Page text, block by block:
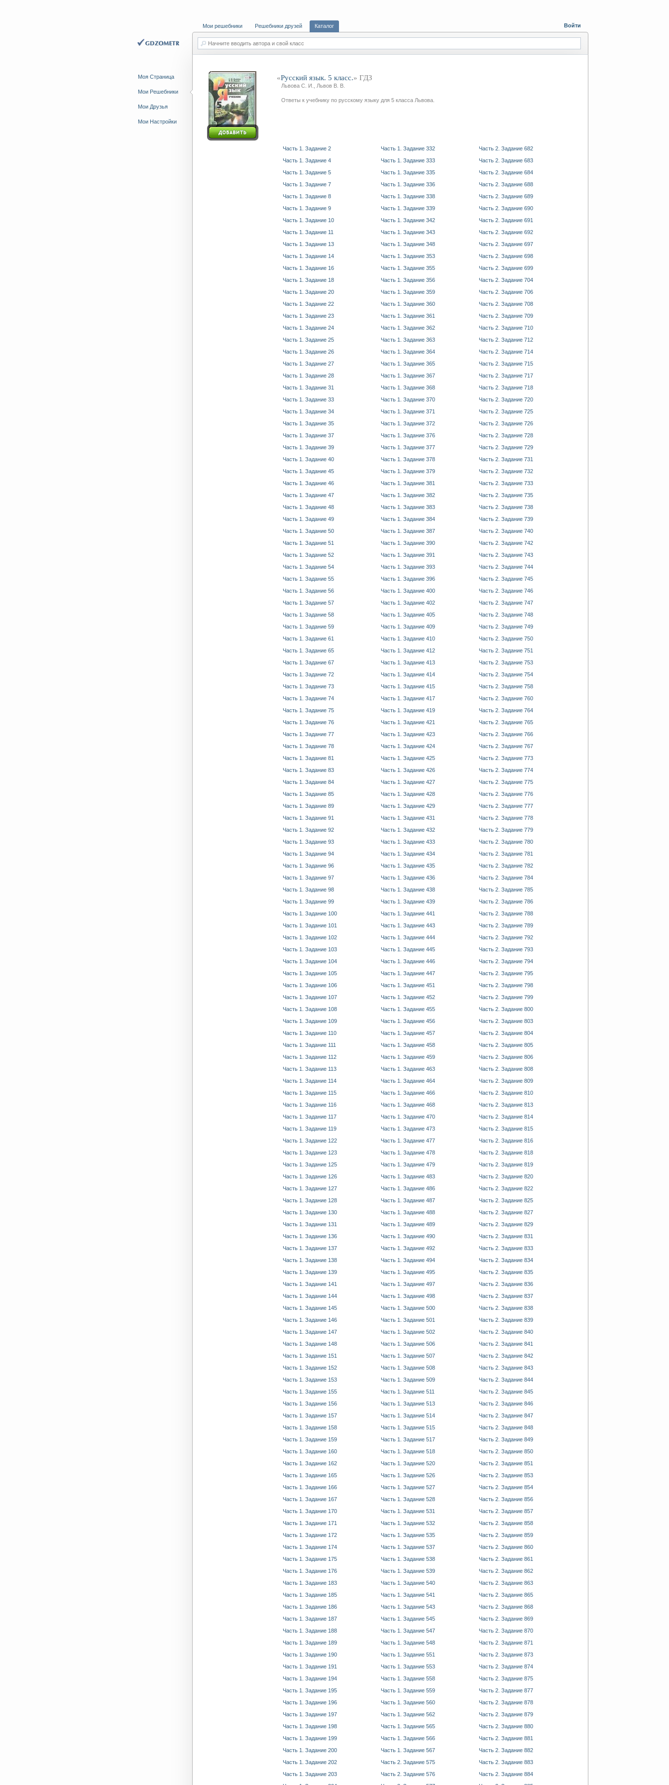
Моя Страница
Мои Решебники
Мои Друзья
Мои Настройки
Мои решебники Решебники друзей Каталог Войти
Начните вводить автора и свой класс
«Русский язык. 5 класс.» ГДЗ
Львова С. И., Львов В. В.
Ответы к учебнику по русскому языку для 5 класса Львова.
Часть 1. Задание 2
Часть 1. Задание 4
Часть 1. Задание 5
Часть 1. Задание 7
Часть 1. Задание 8
Часть 1. Задание 9
Часть 1. Задание 10
Часть 1. Задание 11
Часть 1. Задание 13
Часть 1. Задание 14
Часть 1. Задание 16
Часть 1. Задание 18
Часть 1. Задание 20
Часть 1. Задание 22
Часть 1. Задание 23
Часть 1. Задание 24
Часть 1. Задание 25
Часть 1. Задание 26
Часть 1. Задание 27
Часть 1. Задание 28
Часть 1. Задание 31
Часть 1. Задание 33
Часть 1. Задание 34
Часть 1. Задание 35
Часть 1. Задание 37
Часть 1. Задание 39
Часть 1. Задание 40
Часть 1. Задание 45
Часть 1. Задание 46
Часть 1. Задание 47
Часть 1. Задание 48
Часть 1. Задание 49
Часть 1. Задание 50
Часть 1. Задание 51
Часть 1. Задание 52
Часть 1. Задание 54
Часть 1. Задание 55
Часть 1. Задание 56
Часть 1. Задание 57
Часть 1. Задание 58
Часть 1. Задание 59
Часть 1. Задание 61
Часть 1. Задание 65
Часть 1. Задание 67
Часть 1. Задание 72
Часть 1. Задание 73
Часть 1. Задание 74
Часть 1. Задание 75
Часть 1. Задание 76
Часть 1. Задание 77
Часть 1. Задание 78
Часть 1. Задание 81
Часть 1. Задание 83
Часть 1. Задание 84
Часть 1. Задание 85
Часть 1. Задание 89
Часть 1. Задание 91
Часть 1. Задание 92
Часть 1. Задание 93
Часть 1. Задание 94
Часть 1. Задание 96
Часть 1. Задание 97
Часть 1. Задание 98
Часть 1. Задание 99
Часть 1. Задание 100
Часть 1. Задание 101
Часть 1. Задание 102
Часть 1. Задание 103
Часть 1. Задание 104
Часть 1. Задание 105
Часть 1. Задание 106
Часть 1. Задание 107
Часть 1. Задание 108
Часть 1. Задание 109
Часть 1. Задание 110
Часть 1. Задание 111
Часть 1. Задание 112
Часть 1. Задание 113
Часть 1. Задание 114
Часть 1. Задание 115
Часть 1. Задание 116
Часть 1. Задание 117
Часть 1. Задание 119
Часть 1. Задание 122
Часть 1. Задание 123
Часть 1. Задание 125
Часть 1. Задание 126
Часть 1. Задание 127
Часть 1. Задание 128
Часть 1. Задание 130
Часть 1. Задание 131
Часть 1. Задание 136
Часть 1. Задание 137
Часть 1. Задание 138
Часть 1. Задание 139
Часть 1. Задание 141
Часть 1. Задание 144
Часть 1. Задание 145
Часть 1. Задание 146
Часть 1. Задание 147
Часть 1. Задание 148
Часть 1. Задание 151
Часть 1. Задание 152
Часть 1. Задание 153
Часть 1. Задание 155
Часть 1. Задание 156
Часть 1. Задание 157
Часть 1. Задание 158
Часть 1. Задание 159
Часть 1. Задание 160
Часть 1. Задание 162
Часть 1. Задание 165
Часть 1. Задание 166
Часть 1. Задание 167
Часть 1. Задание 170
Часть 1. Задание 171
Часть 1. Задание 172
Часть 1. Задание 174
Часть 1. Задание 175
Часть 1. Задание 176
Часть 1. Задание 183
Часть 1. Задание 185
Часть 1. Задание 186
Часть 1. Задание 187
Часть 1. Задание 188
Часть 1. Задание 189
Часть 1. Задание 190
Часть 1. Задание 191
Часть 1. Задание 194
Часть 1. Задание 195
Часть 1. Задание 196
Часть 1. Задание 197
Часть 1. Задание 198
Часть 1. Задание 199
Часть 1. Задание 200
Часть 1. Задание 202
Часть 1. Задание 203
Часть 1. Задание 332
Часть 1. Задание 333
Часть 1. Задание 335
Часть 1. Задание 336
Часть 1. Задание 338
Часть 1. Задание 339
Часть 1. Задание 342
Часть 1. Задание 343
Часть 1. Задание 348
Часть 1. Задание 353
Часть 1. Задание 355
Часть 1. Задание 356
Часть 1. Задание 359
Часть 1. Задание 360
Часть 1. Задание 361
Часть 1. Задание 362
Часть 1. Задание 363
Часть 1. Задание 364
Часть 1. Задание 365
Часть 1. Задание 367
Часть 1. Задание 368
Часть 1. Задание 370
Часть 1. Задание 371
Часть 1. Задание 372
Часть 1. Задание 376
Часть 1. Задание 377
Часть 1. Задание 378
Часть 1. Задание 379
Часть 1. Задание 381
Часть 1. Задание 382
Часть 1. Задание 383
Часть 1. Задание 384
Часть 1. Задание 387
Часть 1. Задание 390
Часть 1. Задание 391
Часть 1. Задание 393
Часть 1. Задание 396
Часть 1. Задание 400
Часть 1. Задание 402
Часть 1. Задание 405
Часть 1. Задание 409
Часть 1. Задание 410
Часть 1. Задание 412
Часть 1. Задание 413
Часть 1. Задание 414
Часть 1. Задание 415
Часть 1. Задание 417
Часть 1. Задание 419
Часть 1. Задание 421
Часть 1. Задание 423
Часть 1. Задание 424
Часть 1. Задание 425
Часть 1. Задание 426
Часть 1. Задание 427
Часть 1. Задание 428
Часть 1. Задание 429
Часть 1. Задание 431
Часть 1. Задание 432
Часть 1. Задание 433
Часть 1. Задание 434
Часть 1. Задание 435
Часть 1. Задание 436
Часть 1. Задание 438
Часть 1. Задание 439
Часть 1. Задание 441
Часть 1. Задание 443
Часть 1. Задание 444
Часть 1. Задание 445
Часть 1. Задание 446
Часть 1. Задание 447
Часть 1. Задание 451
Часть 1. Задание 452
Часть 1. Задание 455
Часть 1. Задание 456
Часть 1. Задание 457
Часть 1. Задание 458
Часть 1. Задание 459
Часть 1. Задание 463
Часть 1. Задание 464
Часть 1. Задание 466
Часть 1. Задание 468
Часть 1. Задание 470
Часть 1. Задание 473
Часть 1. Задание 477
Часть 1. Задание 478
Часть 1. Задание 479
Часть 1. Задание 483
Часть 1. Задание 486
Часть 1. Задание 487
Часть 1. Задание 488
Часть 1. Задание 489
Часть 1. Задание 490
Часть 1. Задание 492
Часть 1. Задание 494
Часть 1. Задание 495
Часть 1. Задание 497
Часть 1. Задание 498
Часть 1. Задание 500
Часть 1. Задание 501
Часть 1. Задание 502
Часть 1. Задание 506
Часть 1. Задание 507
Часть 1. Задание 508
Часть 1. Задание 509
Часть 1. Задание 511
Часть 1. Задание 513
Часть 1. Задание 514
Часть 1. Задание 515
Часть 1. Задание 517
Часть 1. Задание 518
Часть 1. Задание 520
Часть 1. Задание 526
Часть 1. Задание 527
Часть 1. Задание 528
Часть 1. Задание 531
Часть 1. Задание 532
Часть 1. Задание 535
Часть 1. Задание 537
Часть 1. Задание 538
Часть 1. Задание 539
Часть 1. Задание 540
Часть 1. Задание 541
Часть 1. Задание 543
Часть 1. Задание 545
Часть 1. Задание 547
Часть 1. Задание 548
Часть 1. Задание 551
Часть 1. Задание 553
Часть 1. Задание 558
Часть 1. Задание 559
Часть 1. Задание 560
Часть 1. Задание 562
Часть 1. Задание 565
Часть 1. Задание 566
Часть 1. Задание 567
Часть 2. Задание 575
Часть 2. Задание 576
Часть 2. Задание 682
Часть 2. Задание 683
Часть 2. Задание 684
Часть 2. Задание 688
Часть 2. Задание 689
Часть 2. Задание 690
Часть 2. Задание 691
Часть 2. Задание 692
Часть 2. Задание 697
Часть 2. Задание 698
Часть 2. Задание 699
Часть 2. Задание 704
Часть 2. Задание 706
Часть 2. Задание 708
Часть 2. Задание 709
Часть 2. Задание 710
Часть 2. Задание 712
Часть 2. Задание 714
Часть 2. Задание 715
Часть 2. Задание 717
Часть 2. Задание 718
Часть 2. Задание 720
Часть 2. Задание 725
Часть 2. Задание 726
Часть 2. Задание 728
Часть 2. Задание 729
Часть 2. Задание 731
Часть 2. Задание 732
Часть 2. Задание 733
Часть 2. Задание 735
Часть 2. Задание 738
Часть 2. Задание 739
Часть 2. Задание 740
Часть 2. Задание 742
Часть 2. Задание 743
Часть 2. Задание 744
Часть 2. Задание 745
Часть 2. Задание 746
Часть 2. Задание 747
Часть 2. Задание 748
Часть 2. Задание 749
Часть 2. Задание 750
Часть 2. Задание 751
Часть 2. Задание 753
Часть 2. Задание 754
Часть 2. Задание 758
Часть 2. Задание 760
Часть 2. Задание 764
Часть 2. Задание 765
Часть 2. Задание 766
Часть 2. Задание 767
Часть 2. Задание 773
Часть 2. Задание 774
Часть 2. Задание 775
Часть 2. Задание 776
Часть 2. Задание 777
Часть 2. Задание 778
Часть 2. Задание 779
Часть 2. Задание 780
Часть 2. Задание 781
Часть 2. Задание 782
Часть 2. Задание 784
Часть 2. Задание 785
Часть 2. Задание 786
Часть 2. Задание 788
Часть 2. Задание 789
Часть 2. Задание 792
Часть 2. Задание 793
Часть 2. Задание 794
Часть 2. Задание 795
Часть 2. Задание 798
Часть 2. Задание 799
Часть 2. Задание 800
Часть 2. Задание 803
Часть 2. Задание 804
Часть 2. Задание 805
Часть 2. Задание 806
Часть 2. Задание 808
Часть 2. Задание 809
Часть 2. Задание 810
Часть 2. Задание 813
Часть 2. Задание 814
Часть 2. Задание 815
Часть 2. Задание 816
Часть 2. Задание 818
Часть 2. Задание 819
Часть 2. Задание 820
Часть 2. Задание 822
Часть 2. Задание 825
Часть 2. Задание 827
Часть 2. Задание 829
Часть 2. Задание 831
Часть 2. Задание 833
Часть 2. Задание 834
Часть 2. Задание 835
Часть 2. Задание 836
Часть 2. Задание 837
Часть 2. Задание 838
Часть 2. Задание 839
Часть 2. Задание 840
Часть 2. Задание 841
Часть 2. Задание 842
Часть 2. Задание 843
Часть 2. Задание 844
Часть 2. Задание 845
Часть 2. Задание 846
Часть 2. Задание 847
Часть 2. Задание 848
Часть 2. Задание 849
Часть 2. Задание 850
Часть 2. Задание 851
Часть 2. Задание 853
Часть 2. Задание 854
Часть 2. Задание 856
Часть 2. Задание 857
Часть 2. Задание 858
Часть 2. Задание 859
Часть 2. Задание 860
Часть 2. Задание 861
Часть 2. Задание 862
Часть 2. Задание 863
Часть 2. Задание 865
Часть 2. Задание 868
Часть 2. Задание 869
Часть 2. Задание 870
Часть 2. Задание 871
Часть 2. Задание 873
Часть 2. Задание 874
Часть 2. Задание 875
Часть 2. Задание 877
Часть 2. Задание 878
Часть 2. Задание 879
Часть 2. Задание 880
Часть 2. Задание 881
Часть 2. Задание 882
Часть 2. Задание 883
Часть 2. Задание 884